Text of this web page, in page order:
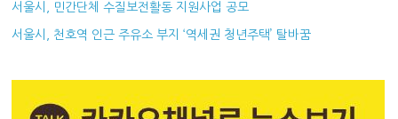
서울시, 민간단체 수질보전활동 지원사업 공모
서울시, 천호역 인근 주유소 부지 ‘역세권 청년주택’ 탈바꿈